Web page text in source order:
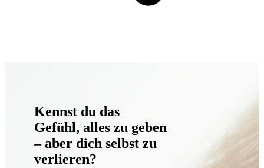
Kennst du das
Gefühl, alles zu geben
– aber dich selbst zu
verlieren?